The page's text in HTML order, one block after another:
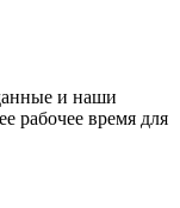
и наши
рабочее время для